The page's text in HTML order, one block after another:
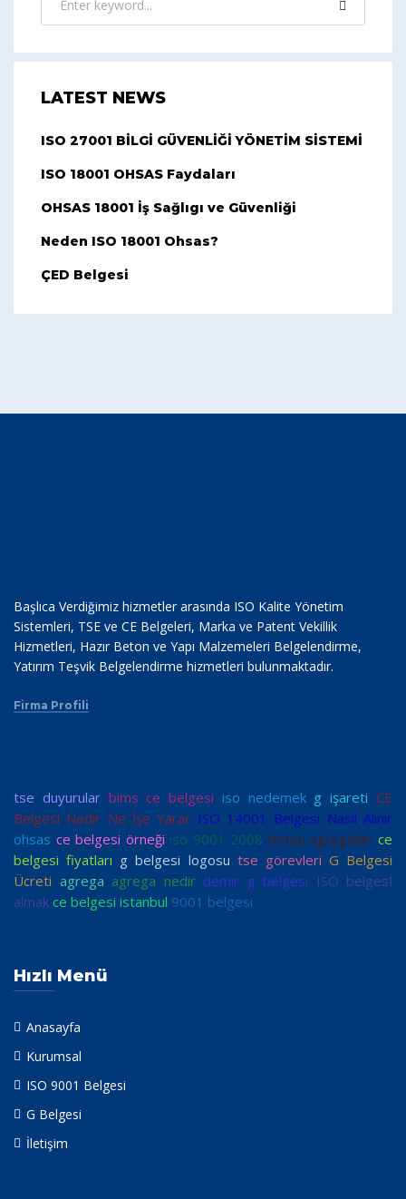
LATEST NEWS
ISO 27001 BİLGİ GÜVENLİĞİ YÖNETİM SİSTEMİ
ISO 18001 OHSAS Faydaları
OHSAS 18001 İş Sağlıgı ve Güvenliği
Neden ISO 18001 Ohsas?
ÇED Belgesi
Başlıca Verdiğimiz hizmetler arasında ISO Kalite Yönetim
Sistemleri, TSE ve CE Belgeleri, Marka ve Patent Vekillik
Hizmetleri, Hazır Beton ve Yapı Malzemeleri Belgelendirme,
Yatırım Teşvik Belgelendirme hizmetleri bulunmaktadır.
Firma Profili
tse duyurular bims ce belgesi iso nedemek g işareti CE
Belgesi Nedir Ne İşe Yarar ISO 14001 Belgesi Nasıl Alınır
ohsas ce belgesi örneği iso 9001 2008 beton agregaları ce
belgesi fiyatları g belgesi logosu tse görevleri G Belgesi
Ücreti agrega agrega nedir demir g belgesi ISO belgesİ
almak ce belgesi istanbul 9001 belgesi
Hızlı Menü
Anasayfa
Kurumsal
ISO 9001 Belgesi
G Belgesi
İletişim